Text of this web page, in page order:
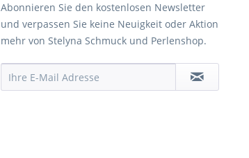
Abonnieren Sie den kostenlosen Newsletter
und verpassen Sie keine Neuigkeit oder Aktion
mehr von Stelyna Schmuck und Perlenshop.